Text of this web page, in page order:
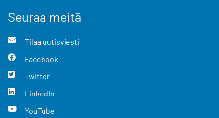
Seuraa meitä
Tilaa uutisviesti
Facebook
Twitter
LinkedIn
YouTube